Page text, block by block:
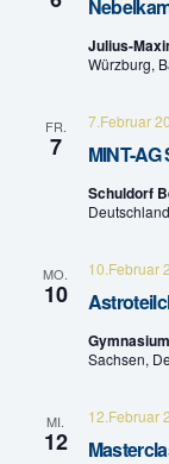
Julius-
Würzburg,
FR.
7 MINT-
7.Februar
Schuldorf
Deutschland
MO.
10
10.Februar
Sachsen,
MI.
12
12.Februar